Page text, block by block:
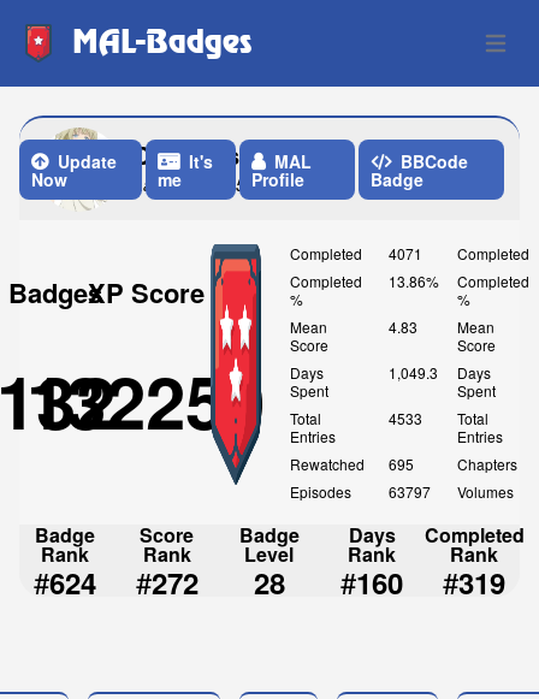
MAL-Badges Open
Damanks
Last Update: 5 Days ago
Update
Now
It's
me
MAL
Profile
BBCode
Badge
BadgesXP Score
132250
Completed
4071
Completed
%
13.86%
Mean
Score
4.83
Days
Spent
1,049.3
Total
Entries
4533
Rewatched
695
Episodes
63797
Completed
Completed
%
Mean
Score
Days
Spent
Total
Entries
Chapters
Volumes
Badge
Rank
#624
Score
Rank
#272
Badge
Level
28
Days
Rank
#160
Completed
Rank
#319